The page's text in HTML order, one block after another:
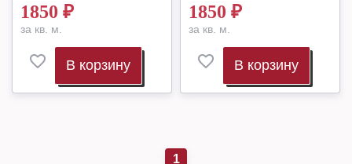
1850 ₽
за кв. м.
В корзину
1850 ₽
за кв. м.
В корзину
1